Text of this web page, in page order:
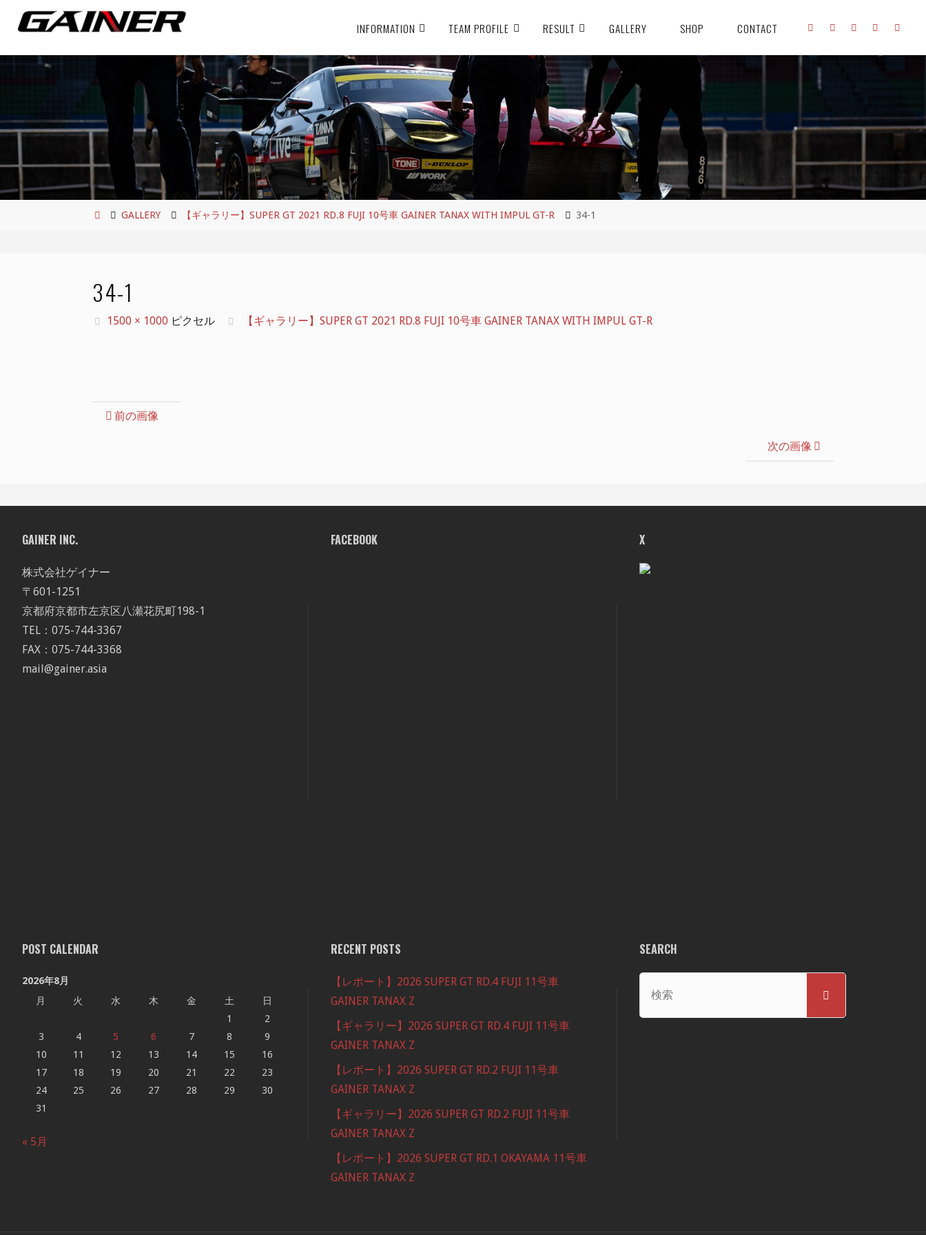
ス
ッ
INFORMATION TEAM PROFILE RESULT GALLERY SHOP CONTACT
ホ
GALLERY 【ギャラリー】SUPER GT 2021 RD.8 FUJI 10号車 GAINER TANAX WITH IMPUL GT-R 34-1
34-1
フ
1500 × 1000 ピクセル 【ギャラリー】SUPER GT 2021 RD.8 FUJI 10号車 GAINER TANAX WITH IMPUL GT-R
前の画像
次の画像
GAINER INC.
株式会社ゲイナー
〒601-1251
京都府京都市左京区八瀬花尻町198-1
TEL：075-744-3367
FAX：075-744-3368
mail@gainer.asia
FACEBOOK X
POST CALENDAR
2026年8月
月
火 水 木 金 土
日
1
2
3
4 5 6 7 8
9
10
11 12 13 14 15
16
17
18 19 20 21 22
23
24
25 26 27 28 29
30
31
« 5月
RECENT POSTS
【レポート】2026 SUPER GT RD.4 FUJI 11号車
GAINER TANAX Z
【ギャラリー】2026 SUPER GT RD.4 FUJI 11号車
GAINER TANAX Z
【レポート】2026 SUPER GT RD.2 FUJI 11号車
GAINER TANAX Z
【ギャラリー】2026 SUPER GT RD.2 FUJI 11号車
GAINER TANAX Z
【レポート】2026 SUPER GT RD.1 OKAYAMA 11号車
GAINER TANAX Z
SEARCH
対
検